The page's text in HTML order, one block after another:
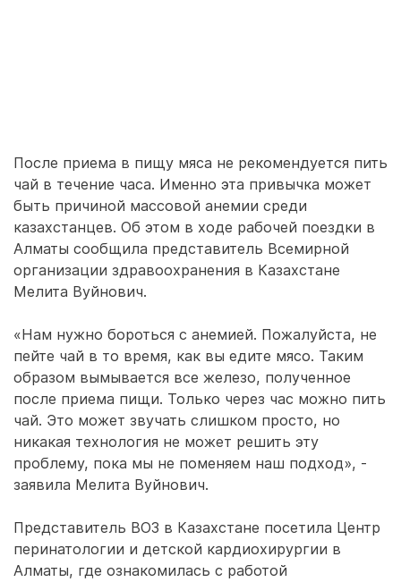
После приема в пищу мяса не рекомендуется пить
чай в течение часа. Именно эта привычка может
быть причиной массовой анемии среди
казахстанцев. Об этом в ходе рабочей поездки в
Алматы сообщила представитель Всемирной
организации здравоохранения в Казахстане
Мелита Вуйнович.
«Нам нужно бороться с анемией. Пожалуйста, не
пейте чай в то время, как вы едите мясо. Таким
образом вымывается все железо, полученное
после приема пищи. Только через час можно пить
чай. Это может звучать слишком просто, но
никакая технология не может решить эту
проблему, пока мы не поменяем наш подход», -
заявила Мелита Вуйнович.
Представитель ВОЗ в Казахстане посетила Центр
перинатологии и детской кардиохирургии в
Алматы, где ознакомилась с работой